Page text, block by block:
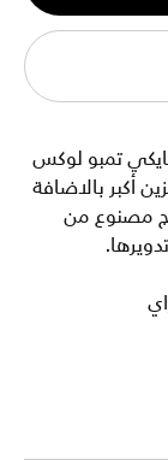
تمبو لوكس
أكبر بالاضافة
مصنوع من